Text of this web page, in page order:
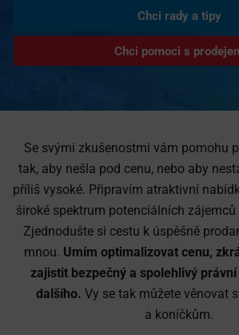
Chci rady a tipy
Chci pomoci s
Se svými zkušenostmi vám pomohu
tak, aby nešla pod cenu, nebo aby
příliš vysoké. Připravím atraktivní
široké spektrum potenciálních
Zjednodušte si cestu k úspěšně
mnou. Umím optimalizovat cenu,
zajistit bezpečný a spolehlivý
dalšího. Vy se tak můžete věnovat
a koníčkům.